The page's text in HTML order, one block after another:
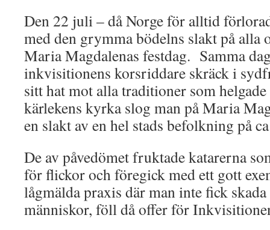
Den 22 juli – då Norge för alltid
med den grymma bödelns slakt på alla
Maria Magdalenas festdag. Samma
inkvisitionens korsriddare skräck i
sitt hat mot alla traditioner som
kärlekens kyrka slog man på Maria
en slakt av en hel stads befolkning på
De av påvedömet fruktade katarerna
för flickor och föregick med ett gott
lågmälda praxis där man inte fick
människor, föll då offer för